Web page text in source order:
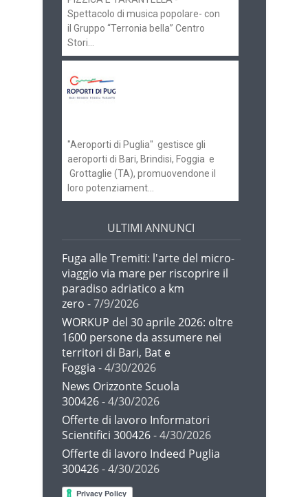
Spettacolo di musica popolare- con
il Gruppo “Terronia bella” Centro
Stori...
"Aeroporti di Puglia" gestisce gli
aeroporti di Bari, Brindisi, Foggia e
Grottaglie (TA), promuovendone il
loro potenziament...
ULTIMI ANNUNCI
Fuga alle Tremiti: l'arte del micro-
viaggio via mare per riscoprire il
paradiso adriatico a km
zero - 7/9/2026
WORKUP del 30 aprile 2026: oltre
1600 persone da assumere nei
territori di Bari, Bat e
Foggia - 4/30/2026
News Orizzonte Scuola
300426- 4/30/2026
Offerte di lavoro Informatori
Scientifici 300426- 4/30/2026
Offerte di lavoro Indeed Puglia
300426- 4/30/2026